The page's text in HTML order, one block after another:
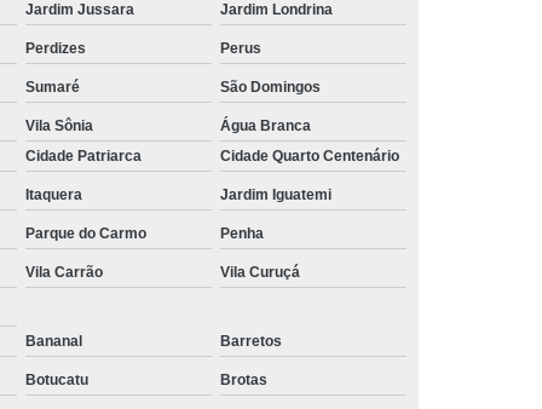
Jardim Jussara Jardim Londrina
Perdizes Perus
Sumaré São Domingos
Vila Sônia
Água Branca
Cidade Patriarca Cidade Quarto Centenário
Itaquera Jardim Iguatemi
Parque do Carmo Penha
Vila Carrão Vila Curuçá
Bananal Barretos
Botucatu Brotas